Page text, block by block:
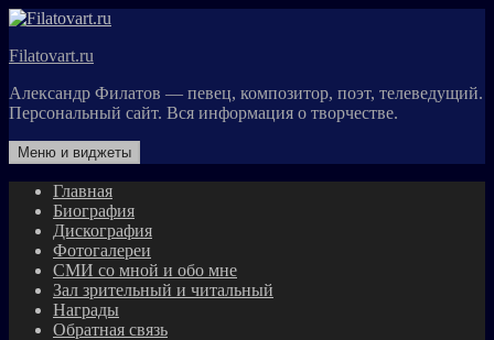
Перейти
содержимому
Filatovart.ru
Александр Филатов — певец, композитор, поэт, телеведущий.
Персональный сайт. Вся информация о творчестве.
Меню и виджеты
Главная
Биография
Дискография
Фотогалереи
СМИ со мной и обо мне
Зал зрительный и читальный
Награды
Обратная связь